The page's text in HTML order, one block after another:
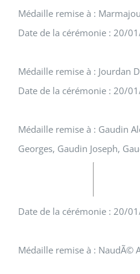
Médaille remise à :
Date de la cérémonie : 20/
Médaille remise à : Jourdan
Date de la cérémonie : 20/
Médaille remise à : Gaudin
Georges, Gaudin Joseph,
Date de la cérémonie : 20/
Médaille remise à : NaudÃ©